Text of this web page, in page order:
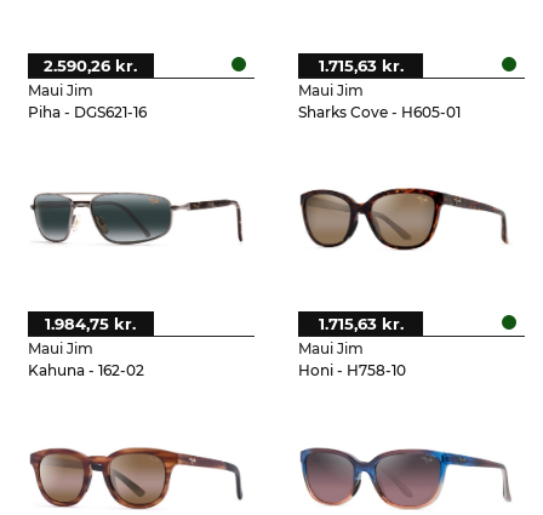
Maui Jim
Piha - DGS621-16
2.590,26 kr.
Maui Jim
Sharks Cove - H605-01
1.715,63 kr.
Maui Jim
Kahuna - 162-02
1.984,75 kr.
Maui Jim
Honi - H758-10
1.715,63 kr.